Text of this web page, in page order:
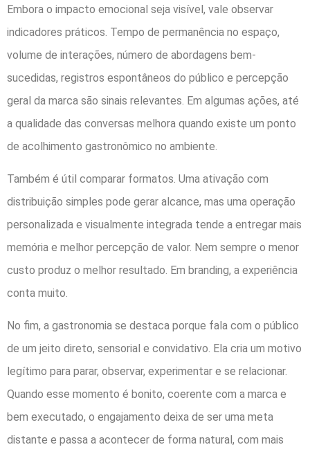
Embora o impacto emocional seja visível, vale observar
indicadores práticos. Tempo de permanência no espaço,
volume de interações, número de abordagens bem-
sucedidas, registros espontâneos do público e percepção
geral da marca são sinais relevantes. Em algumas ações, até
a qualidade das conversas melhora quando existe um ponto
de acolhimento gastronômico no ambiente.
Também é útil comparar formatos. Uma ativação com
distribuição simples pode gerar alcance, mas uma operação
personalizada e visualmente integrada tende a entregar mais
memória e melhor percepção de valor. Nem sempre o menor
custo produz o melhor resultado. Em branding, a experiência
conta muito.
No fim, a gastronomia se destaca porque fala com o público
de um jeito direto, sensorial e convidativo. Ela cria um motivo
legítimo para parar, observar, experimentar e se relacionar.
Quando esse momento é bonito, coerente com a marca e
bem executado, o engajamento deixa de ser uma meta
distante e passa a acontecer de forma natural, com mais